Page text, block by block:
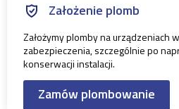
Założenie plomb
Założymy plomby na urządzeniach
zabezpieczenia, szczególnie po
konserwacji instalacji.
Zamów plombowanie